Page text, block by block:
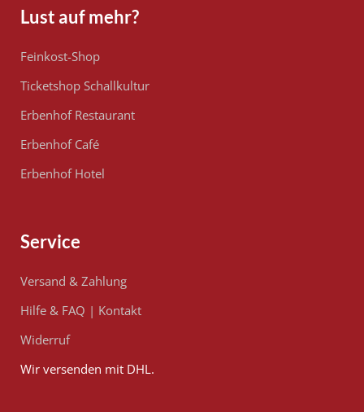
Lust auf mehr?
Feinkost-Shop
Ticketshop Schallkultur
Erbenhof Restaurant
Erbenhof Café
Erbenhof Hotel
Service
Versand & Zahlung
Hilfe & FAQ | Kontakt
Widerruf
Wir versenden mit DHL.